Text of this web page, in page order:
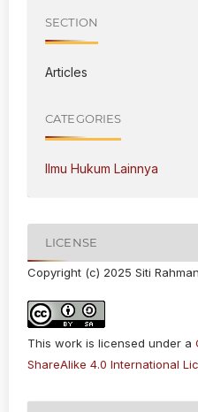
SECTION
Articles
CATEGORIES
Ilmu Hukum Lainnya
LICENSE
Copyright (c) 2025 Siti
This work is licensed under a
ShareAlike 4.0 International